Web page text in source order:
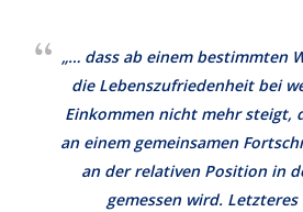
„… dass ab einem bestimmten
die Lebenszufriedenheit bei
Einkommen nicht mehr steigt,
an einem gemeinsamen
an der relativen Position in
gemessen wird.